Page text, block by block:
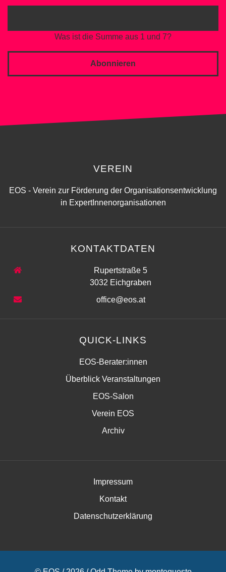
Was ist die Summe aus 1 und 7?
Abonnieren
VEREIN
EOS - Verein zur Förderung der Organisationsentwicklung
in ExpertInnenorganisationen
KONTAKTDATEN
Rupertstraße 5
3032 Eichgraben
office@eos.at
QUICK-LINKS
EOS-Berater:innen
Überblick Veranstaltungen
EOS-Salon
Verein EOS
Archiv
Impressum
Kontakt
Datenschutzerklärung